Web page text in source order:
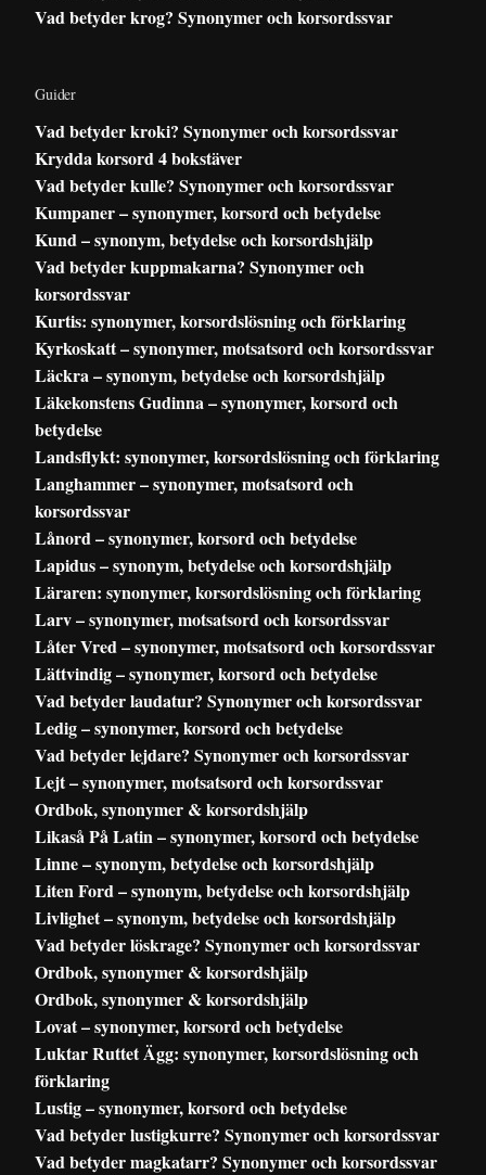
Vad betyder krog? Synonymer och korsordssvar
Guider
Vad betyder kroki? Synonymer och korsordssvar
Krydda korsord 4 bokstäver
Vad betyder kulle? Synonymer och korsordssvar
Kumpaner – synonymer, korsord och betydelse
Kund – synonym, betydelse och korsordshjälp
Vad betyder kuppmakarna? Synonymer och
korsordssvar
Kurtis: synonymer, korsordslösning och förklaring
Kyrkoskatt – synonymer, motsatsord och korsordssvar
Läckra – synonym, betydelse och korsordshjälp
Läkekonstens Gudinna – synonymer, korsord och
betydelse
Landsflykt: synonymer, korsordslösning och förklaring
Langhammer – synonymer, motsatsord och
korsordssvar
Lånord – synonymer, korsord och betydelse
Lapidus – synonym, betydelse och korsordshjälp
Läraren: synonymer, korsordslösning och förklaring
Larv – synonymer, motsatsord och korsordssvar
Låter Vred – synonymer, motsatsord och korsordssvar
Lättvindig – synonymer, korsord och betydelse
Vad betyder laudatur? Synonymer och korsordssvar
Ledig – synonymer, korsord och betydelse
Vad betyder lejdare? Synonymer och korsordssvar
Lejt – synonymer, motsatsord och korsordssvar
Ordbok, synonymer & korsordshjälp
Likaså På Latin – synonymer, korsord och betydelse
Linne – synonym, betydelse och korsordshjälp
Liten Ford – synonym, betydelse och korsordshjälp
Livlighet – synonym, betydelse och korsordshjälp
Vad betyder löskrage? Synonymer och korsordssvar
Ordbok, synonymer & korsordshjälp
Ordbok, synonymer & korsordshjälp
Lovat – synonymer, korsord och betydelse
Luktar Ruttet Ägg: synonymer, korsordslösning och
förklaring
Lustig – synonymer, korsord och betydelse
Vad betyder lustigkurre? Synonymer och korsordssvar
Vad betyder magkatarr? Synonymer och korsordssvar